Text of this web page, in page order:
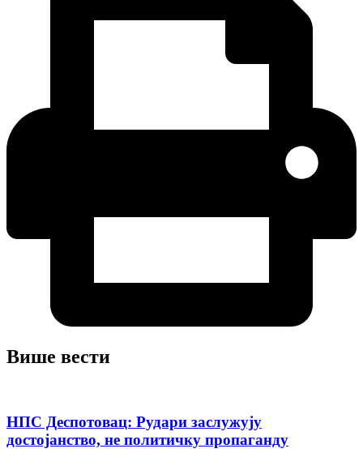
Више вести
НПС Деспотовац: Рудари заслужују
достојанство, не политичку пропаганду